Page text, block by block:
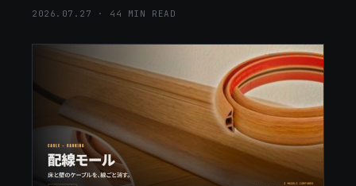
2026.07.27 · 44 MIN READ